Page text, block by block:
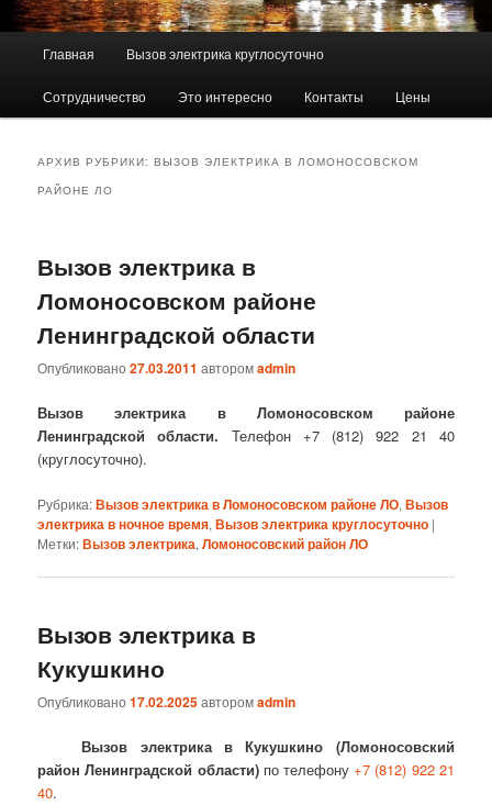
Главная Вызов электрика круглосуточно
Сотрудничество Это интересно Контакты Цены
АРХИВ РУБРИКИ:ВЫЗОВ ЭЛЕКТРИКА В ЛОМОНОСОВСКОМ
РАЙОНЕ ЛО
Вызов электрика в
Ломоносовском районе
Ленинградской области
Опубликовано27.03.2011 авторомadmin
Вызов электрика в Ломоносовском районе
Ленинградской области. Телефон +7 (812) 922 21 40
(круглосуточно).
Рубрика:Вызов электрика в Ломоносовском районе ЛО,Вызов
электрика в ночное время,Вызов электрика круглосуточно |
Метки:Вызов электрика,Ломоносовский район ЛО
Вызов электрика в
Кукушкино
Опубликовано17.02.2025авторомadmin
Вызов электрика в Кукушкино (Ломоносовский
район Ленинградской области)по телефону+7 (812) 922 21
40.